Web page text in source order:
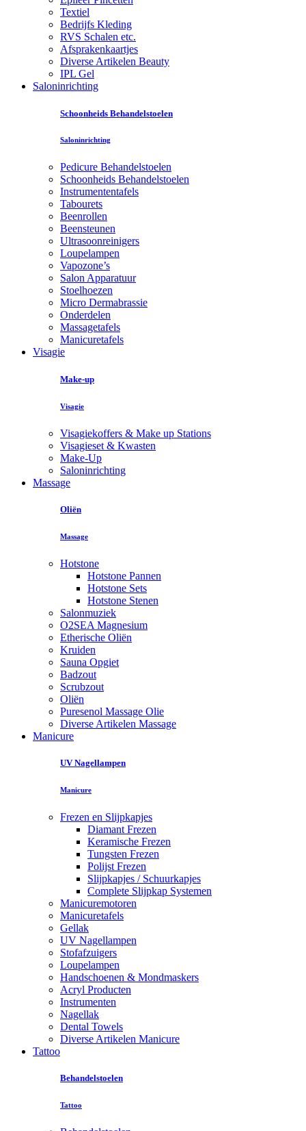
Textiel
Bedrijfs Kleding
RVS Schalen etc.
Afsprakenkaartjes
Diverse Artikelen Beauty
IPL Gel
Saloninrichting
Schoonheids Behandelstoelen
Saloninrichting
Pedicure Behandelstoelen
Schoonheids Behandelstoelen
Instrumententafels
Tabourets
Beenrollen
Beensteunen
Ultrasoonreinigers
Loupelampen
Vapozone’s
Salon Apparatuur
Stoelhoezen
Micro Dermabrassie
Onderdelen
Massagetafels
Manicuretafels
Visagie
Make-up
Visagie
Visagiekoffers & Make up Stations
Visagieset & Kwasten
Make-Up
Saloninrichting
Massage
Oliën
Massage
Hotstone
Hotstone Pannen
Hotstone Sets
Hotstone Stenen
Salonmuziek
O2SEA Magnesium
Etherische Oliën
Kruiden
Sauna Opgiet
Badzout
Scrubzout
Oliën
Puresenol Massage Olie
Diverse Artikelen Massage
Manicure
UV Nagellampen
Manicure
Frezen en Slijpkapjes
Diamant Frezen
Keramische Frezen
Tungsten Frezen
Polijst Frezen
Slijpkapjes / Schuurkapjes
Complete Slijpkap Systemen
Manicuremotoren
Manicuretafels
Gellak
UV Nagellampen
Stofafzuigers
Loupelampen
Handschoenen & Mondmaskers
Acryl Producten
Instrumenten
Nagellak
Dental Towels
Diverse Artikelen Manicure
Tattoo
Behandelstoelen
Tattoo